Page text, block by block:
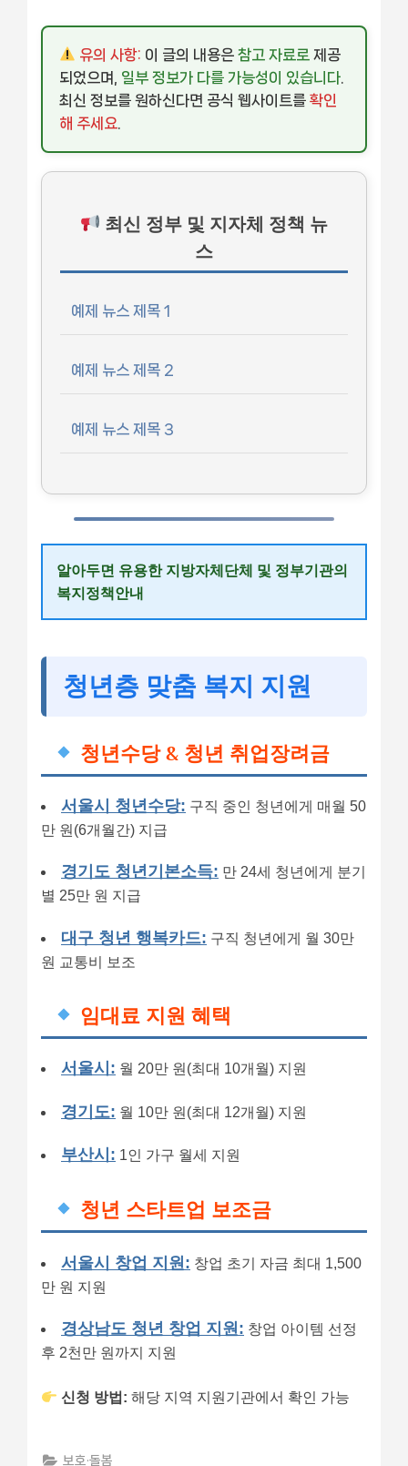
유의 사항: 이 글의 내용은참고 자료로 제공
되었으며, 일부 정보가 다를 가능성이 있습니다
최신 정보를 원하신다면 공식 웹사이트를 확인
해 주세요
최신 정부 및 지자체 정책 뉴
스
예제 뉴스 제목 1
예제 뉴스 제목 2
예제 뉴스 제목 3
알아두면 유용한 지방자체단체 및 정부기관의
복지정책안내
청년층 맞춤 복지 지원
청년수당 & 청년 취업장려금
서울시 청년수당: 구직 중인 청년에게 매월 50
만 원(6개월간) 지급
경기도 청년기본소득: 만 24세 청년에게 분기
별 25만 원 지급
대구 청년 행복카드: 구직 청년에게 월 30만
원 교통비 보조
임대료 지원 혜택
서울시: 월 20만 원(최대 10개월) 지원
경기도: 월 10만 원(최대 12개월) 지원
부산시: 1인 가구 월세 지원
청년 스타트업 보조금
서울시 창업 지원: 창업 초기 자금 최대 1,500
만 원 지원
경상남도 청년 창업 지원: 창업 아이템 선정
후 2천만 원까지 지원
신청 방법: 해당 지역 지원기관에서 확인 가능
보호·돌봄